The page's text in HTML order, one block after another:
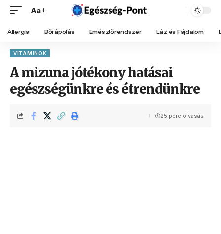
Aa
Allergia Bőrápolás Emésztőrendszer Láz és Fájdalom
VITAMINOK
A mizuna jótékony hatásai
egészségünkre és étrendünkre
25 perc olvasás